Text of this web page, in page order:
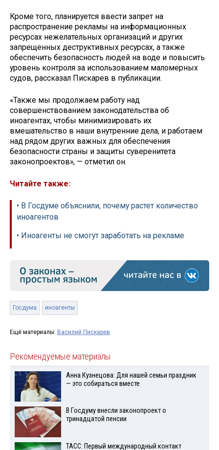
Кроме того, планируется ввести запрет на
распространение рекламы на информационных
ресурсах нежелательных организаций и других
запрещенных деструктивных ресурсах, а также
обеспечить безопасность людей на воде и повысить
уровень контроля за использованием маломерных
судов, рассказал Пискарев в публикации.
«Также мы продолжаем работу над
совершенствованием законодательства об
иноагентах, чтобы минимизировать их
вмешательство в наши внутренние дела, и работаем
над рядом других важных для обеспечения
безопасности страны и защиты суверенитета
законопроектов», — отметил он.
Читайте также:
• В Госдуме объяснили, почему растет количество
иноагентов
• Иноагенты не смогут заработать на рекламе
Госдума иноагенты
Ещё материалы: Василий Пискарев
Рекомендуемые материалы
Анна Кузнецова: Для нашей семьи праздник
— это собираться вместе
В Госдуму внесли законопроект о
тринадцатой пенсии
ТАСС: Первый международный контакт